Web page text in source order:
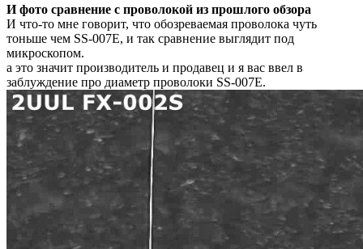
И фото сравнение с проволокой из прошлого обзора
И что-то мне говорит, что обозреваемая проволока чуть
тоньше чем SS-007E, и так сравнение выглядит под
микроскопом.
а это значит производитель и продавец и я вас ввел в
заблуждение про диаметр проволоки SS-007E.